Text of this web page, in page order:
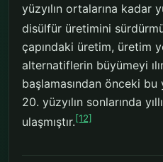
yüzyılın ortalarına kadar
disülfür üretimini
çapındaki üretim, üretim
alternatiflerin büyümeyi
başlamasından önceki
20. yüzyılın sonlarında
ulaşmıştır.[12]